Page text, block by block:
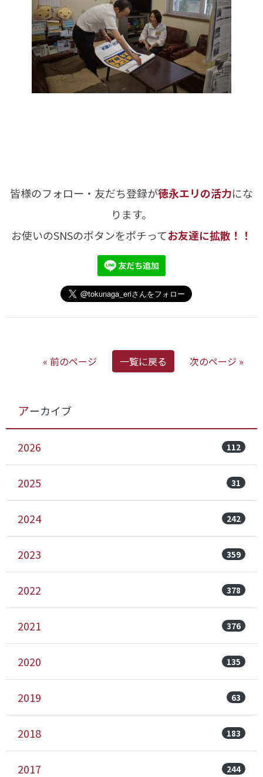
皆様のフォロー・友だち登録が徳永エリの活力にな
ります。
お使いのSNSのボタンをポチってお友達に拡散！！
« 前のページ 一覧に戻る 次のページ »
アーカイブ
2026 112
2025 31
2024 242
2023 359
2022 378
2021 376
2020 135
2019 63
2018 183
2017 244